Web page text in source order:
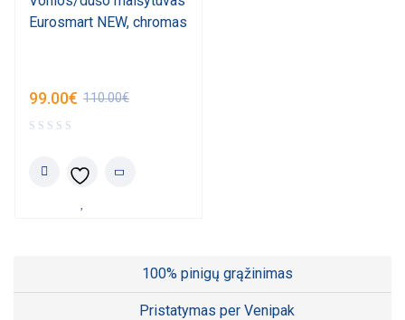
Eurosmart NEW, chromas
110.00€
99.00€
100% pinigų grąžinimas
Pristatymas per Venipak